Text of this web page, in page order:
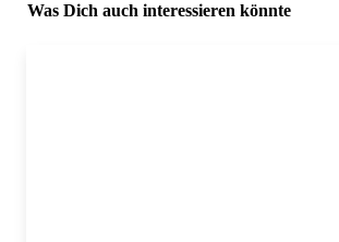
Was Dich auch interessieren könnte